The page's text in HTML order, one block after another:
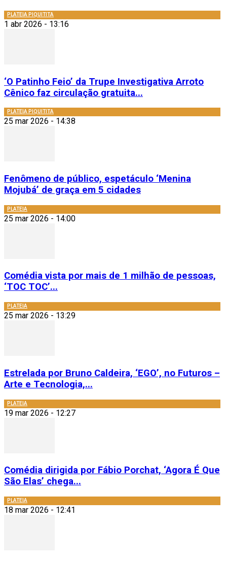
PLATEIA PIQUITITA
1 abr 2026 - 13:16
‘O Patinho Feio’ da Trupe Investigativa Arroto
Cênico faz circulação gratuita...
PLATEIA PIQUITITA
25 mar 2026 - 14:38
Fenômeno de público, espetáculo ‘Menina
Mojubá’ de graça em 5 cidades
PLATEIA
25 mar 2026 - 14:00
Comédia vista por mais de 1 milhão de pessoas,
‘TOC TOC’...
PLATEIA
25 mar 2026 - 13:29
Estrelada por Bruno Caldeira, ‘EGO’, no Futuros –
Arte e Tecnologia,...
PLATEIA
19 mar 2026 - 12:27
Comédia dirigida por Fábio Porchat, ‘Agora É Que
São Elas’ chega...
PLATEIA
18 mar 2026 - 12:41